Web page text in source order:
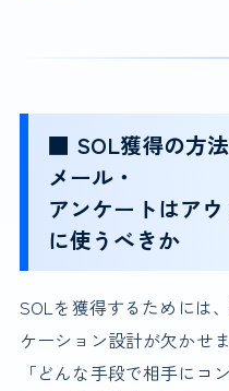
■ SOL獲得の方
メール・
アンケートはア
に使うべきか
SOLを獲得するためには
ケーション設計が欠かせ
「どんな手段で相手にコ